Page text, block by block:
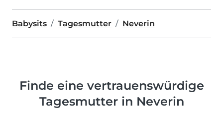
Babysits Tagesmutter Neverin
Finde eine vertrauenswürdige
Tagesmutter in Neverin